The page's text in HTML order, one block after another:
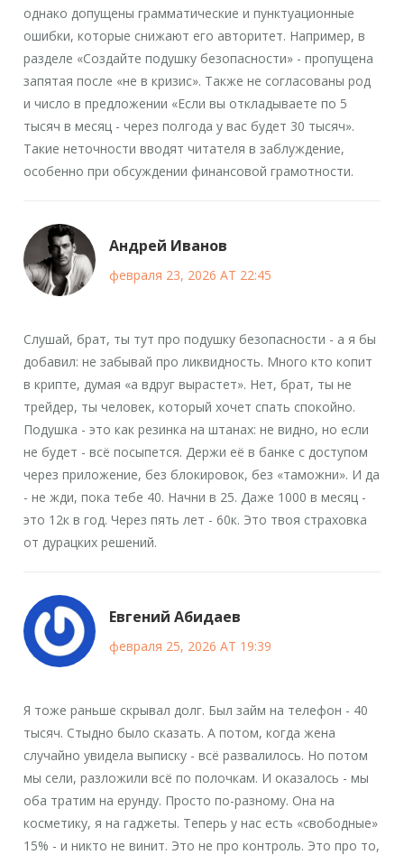
однако допущены грамматические и пунктуационные
ошибки, которые снижают его авторитет. Например, в
разделе «Создайте подушку безопасности» - пропущена
запятая после «не в кризис». Также не согласованы род
и число в предложении «Если вы откладываете по 5
тысяч в месяц - через полгода у вас будет 30 тысяч».
Такие неточности вводят читателя в заблуждение,
особенно при обсуждении финансовой грамотности.
Андрей Иванов
февраля 23, 2026 AT 22:45
Слушай, брат, ты тут про подушку безопасности - а я бы
добавил: не забывай про ликвидность. Много кто копит
в крипте, думая «а вдруг вырастет». Нет, брат, ты не
трейдер, ты человек, который хочет спать спокойно.
Подушка - это как резинка на штанах: не видно, но если
не будет - всё посыпется. Держи её в банке с доступом
через приложение, без блокировок, без «таможни». И да
- не жди, пока тебе 40. Начни в 25. Даже 1000 в месяц -
это 12к в год. Через пять лет - 60к. Это твоя страховка
от дурацких решений.
Евгений Абидаев
февраля 25, 2026 AT 19:39
Я тоже раньше скрывал долг. Был займ на телефон - 40
тысяч. Стыдно было сказать. А потом, когда жена
случайно увидела выписку - всё развалилось. Но потом
мы сели, разложили всё по полочкам. И оказалось - мы
оба тратим на ерунду. Просто по-разному. Она на
косметику, я на гаджеты. Теперь у нас есть «свободные»
15% - и никто не винит. Это не про контроль. Это про то,